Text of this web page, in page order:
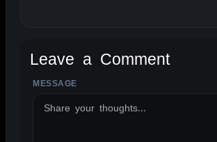
Leave a Comment
MESSAGE
ALTERNATIVE: